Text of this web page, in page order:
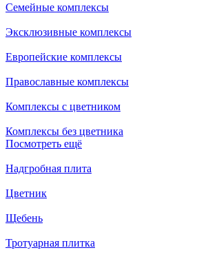
Семейные комплексы
Эксклюзивные комплексы
Европейские комплексы
Православные комплексы
Комплексы с цветником
Комплексы без цветника
Посмотреть ещё
Надгробная плита
Цветник
Щебень
Тротуарная плитка